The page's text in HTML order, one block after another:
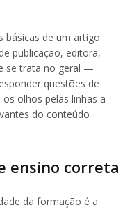
básicas de um artigo
publicação, editora,
se trata no geral —
questões de
olhos pelas linhas a
do conteúdo
ensino correta
da formação é a